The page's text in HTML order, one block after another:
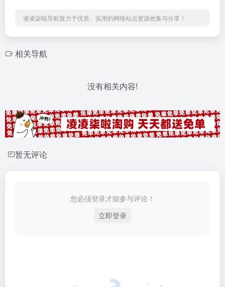
凌凌柒啦导航致力于优质、实用的网络站点资源收集与分享！
相关导航
没有相关内容!
暂无评论
您必须登录才能参与评论！
立即登录